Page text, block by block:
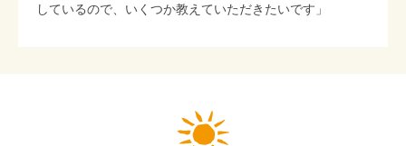
しているので、いくつか教えていただきたいです」